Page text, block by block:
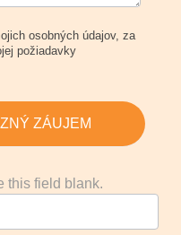
osobných údajov, za
požiadavky
ZÁUJEM
this field blank.